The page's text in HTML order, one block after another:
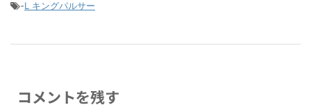
-L キングパルサー
コメントを残す